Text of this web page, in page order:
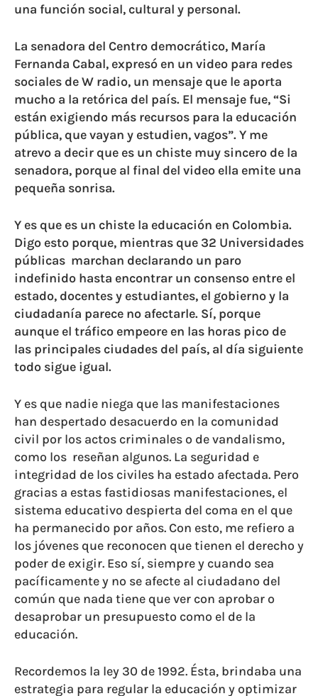
una función social, cultural y personal.
La senadora del Centro democrático, María
Fernanda Cabal, expresó en un video para redes
sociales de W radio, un mensaje que le aporta
mucho a la retórica del país. El mensaje fue,“Si
están exigiendo más recursos para la educación
pública, que vayan y estudien, vagos”. Y me
atrevo a decir que es un chiste muy sincero de la
senadora, porque al final del video ella emite una
pequeña sonrisa.
Y es que es un chiste la educación en Colombia.
Digo esto porque, mientras que 32 Universidades
públicas marchan declarando un paro
indefinido hasta encontrar un consenso entre el
estado, docentes y estudiantes, el gobierno y la
ciudadanía parece no afectarle. Sí, porque
aunque el tráfico empeore en las horas pico de
las principales ciudades del país, al día siguiente
todo sigue igual.
Y es que nadie niega que las manifestaciones
han despertado desacuerdo en la comunidad
civil por los actos criminales o de vandalismo,
como los reseñan algunos. La seguridad e
integridad de los civiles ha estado afectada. Pero
gracias a estas fastidiosas manifestaciones, el
sistema educativo despierta del coma en el que
ha permanecido por años. Con esto, me refiero a
los jóvenes que reconocen que tienen el derecho y
poder de exigir. Eso sí, siempre y cuando sea
pacíficamente y no se afecte al ciudadano del
común que nada tiene que ver con aprobar o
desaprobar un presupuesto como el de la
educación.
Recordemos la ley 30 de 1992. Ésta, brindaba una
estrategia para regular la educación y optimizar